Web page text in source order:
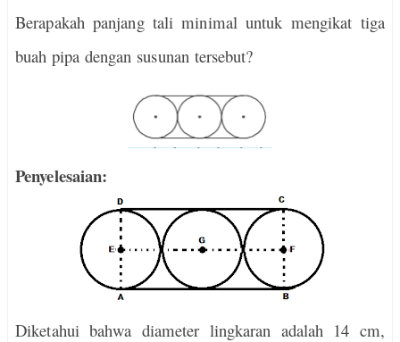
Berapakah panjang tali minimal untuk mengikat tiga
buah pipa dengan susunan tersebut?
Penyelesaian:
Diketahui bahwa diameter lingkaran adalah 14 cm,